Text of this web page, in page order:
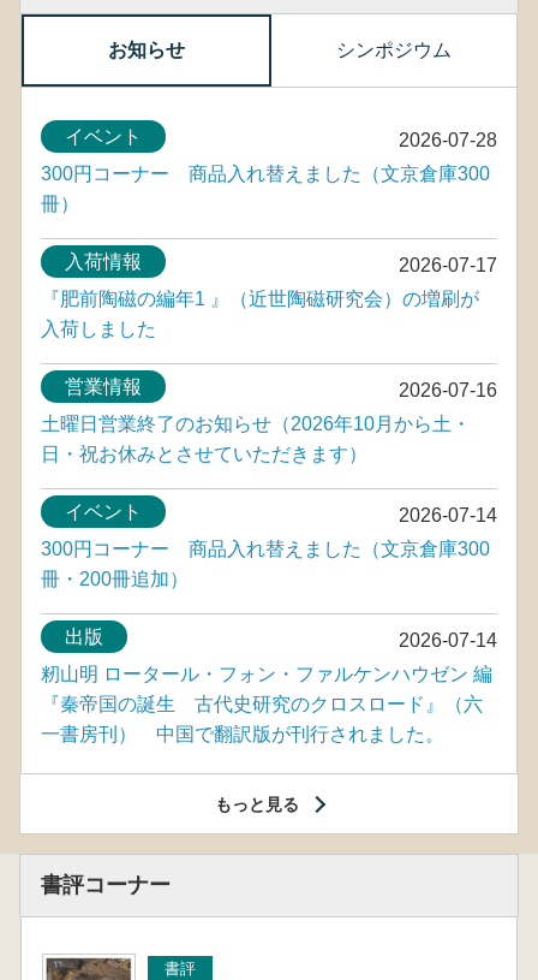
お知らせ シンポジウム
2026-07-28
イベント
300円コーナー 商品入れ替えました（文京倉庫300
冊）
2026-07-17
入荷情報
『肥前陶磁の編年1 』（近世陶磁研究会）の増刷が
入荷しました
2026-07-16
営業情報
土曜日営業終了のお知らせ（2026年10月から土・
日・祝お休みとさせていただきます）
2026-07-14
イベント
300円コーナー 商品入れ替えました（文京倉庫300
冊・200冊追加）
2026-07-14
出版
籾山明 ロータール・フォン・ファルケンハウゼン 編
『秦帝国の誕生 古代史研究のクロスロード』（六
一書房刊） 中国で翻訳版が刊行されました。
もっと見る
書評コーナー
書評